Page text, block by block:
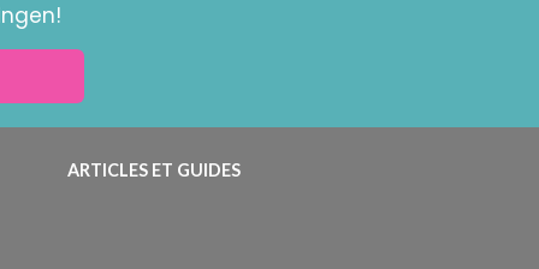
ARTICLES ET GUIDES